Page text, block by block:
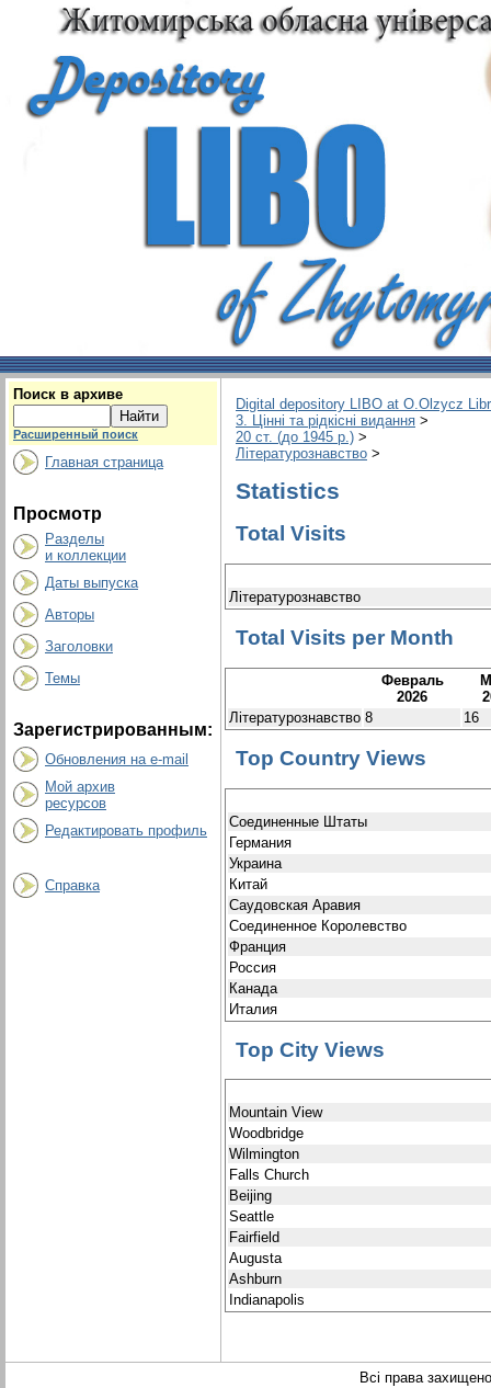
Поиск в архиве
Расширенный поиск
Главная страница
Просмотр
Разделы
и коллекции
Даты выпуска
Авторы
Заголовки
Темы
Зарегистрированным:
Обновления на e-mail
Мой архив
ресурсов
Редактировать профиль
Справка
Digital depository LIBO at O.Olzycz
3. Цінні та рідкісні видання >
20 ст. (до 1945 р.) >
Літературознавство >
Statistics
Total Visits
Літературознавство
Total Visits per Month
Февраль
2026
Літературознавство 8 16
Top Country Views
Соединенные Штаты
Германия
Украина
Китай
Саудовская Аравия
Соединенное Королевство
Франция
Россия
Канада
Италия
Top City Views
Mountain View
Woodbridge
Wilmington
Falls Church
Beijing
Seattle
Fairfield
Augusta
Ashburn
Indianapolis
Всі права